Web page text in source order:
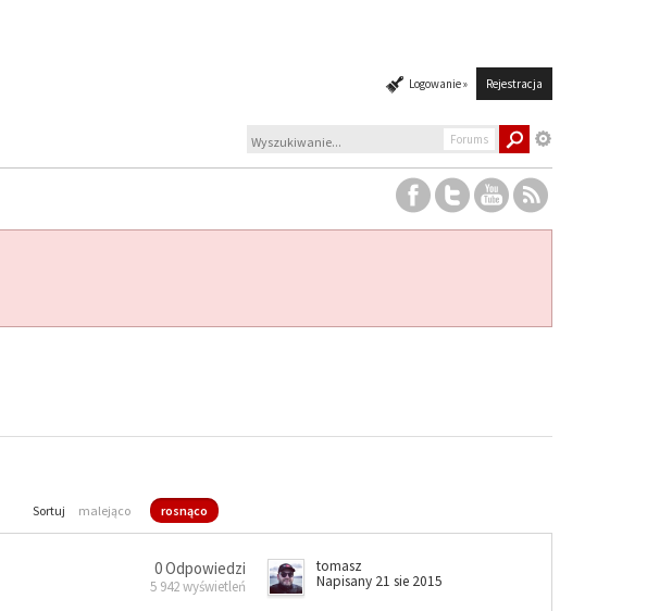
Logowanie » Rejestracja
Forums
Sortuj malejąco rosnąco
0 Odpowiedzi
5 942 wyświetleń
tomasz
Napisany 21 sie 2015